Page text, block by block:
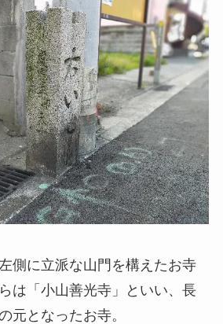
側に立派な山門を構えたお寺
は 「小山善光寺」
といい、長
元となったお寺。